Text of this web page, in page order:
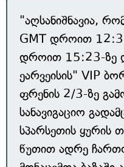
"აღსანიშნავია,
GMT დროით
დროით 15:23-ზე
ეარვეისის" VIP
ფრენის 2/3-ზე
სანავიგაციო
სპარსეთის ყურის
წუთით ადრე